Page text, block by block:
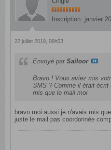
Inscription: janvier
22 juillet 2019, 09h53
Envoyé parSailoor
Bravo ! Vous aviez mis
SMS ? Comme il était écrit
mis que le mail moi
bravo moi aussi je n'avais mis
juste le mail pas coordonnée